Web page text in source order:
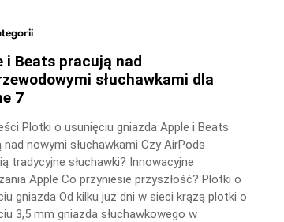
i Beats pracują nad
słuchawkami dla
7
Plotki o usunięciu gniazda Apple i Beats
nad nowymi słuchawkami Czy AirPods
tradycyjne słuchawki? Innowacyjne
Apple Co przyniesie przyszłość? Plotki o
gniazda Od kilku już dni w sieci krążą plotki o
3,5 mm gniazda słuchawkowego w